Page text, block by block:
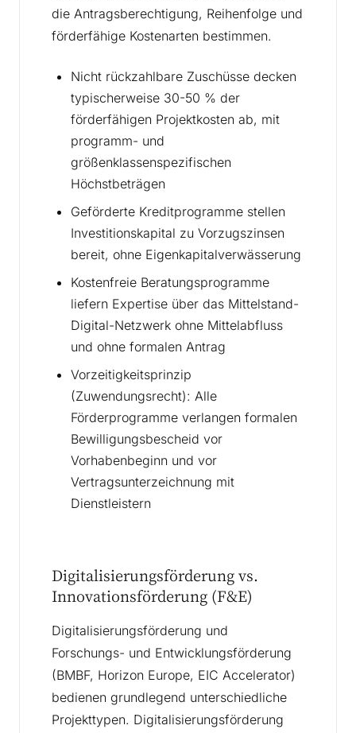
die Antragsberechtigung, Reihenfolge und
förderfähige Kostenarten bestimmen.
Nicht rückzahlbare Zuschüsse decken
typischerweise 30-50 % der
förderfähigen Projektkosten ab, mit
programm- und
größenklassenspezifischen
Höchstbeträgen
Geförderte Kreditprogramme stellen
Investitionskapital zu Vorzugszinsen
bereit, ohne Eigenkapitalverwässerung
Kostenfreie Beratungsprogramme
liefern Expertise über das Mittelstand-
Digital-Netzwerk ohne Mittelabfluss
und ohne formalen Antrag
Vorzeitigkeitsprinzip
(Zuwendungsrecht): Alle
Förderprogramme verlangen formalen
Bewilligungsbescheid vor
Vorhabenbeginn und vor
Vertragsunterzeichnung mit
Dienstleistern
Digitalisierungsförderung vs.
Innovationsförderung (F&E)
Digitalisierungsförderung und
Forschungs- und Entwicklungsförderung
(BMBF, Horizon Europe, EIC Accelerator)
bedienen grundlegend unterschiedliche
Projekttypen. Digitalisierungsförderung